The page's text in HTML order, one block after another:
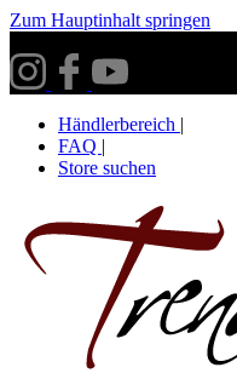
Zum Hauptinhalt springen
Händlerbereich |
FAQ |
Store suchen